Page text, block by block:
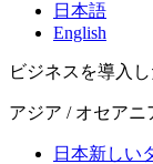
日本語
English
ビジネスを導入
アジア / オセアニ
日本新しい